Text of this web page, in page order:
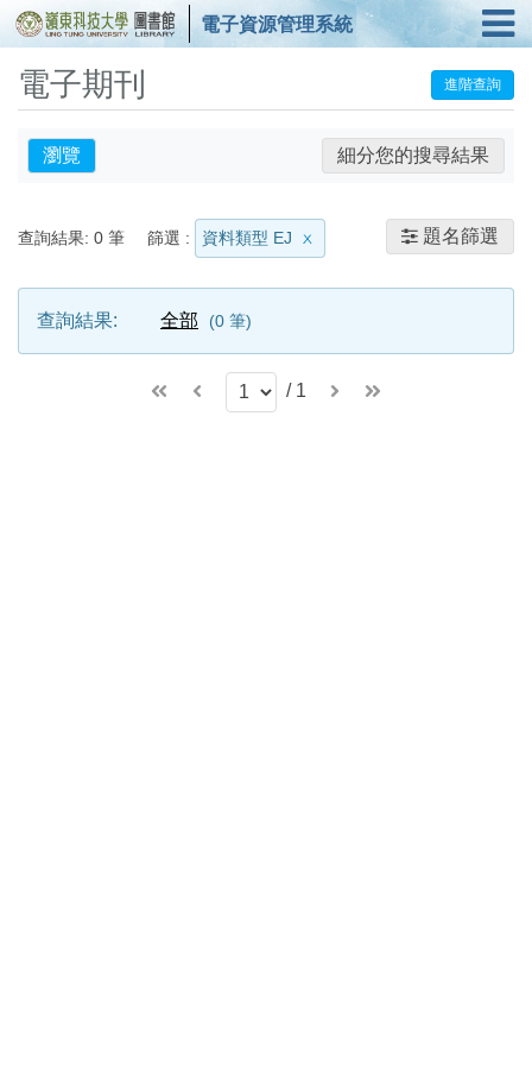
電子資源管理系統
電子期刊 進階查詢
瀏覽 細分您的搜尋結果
題名篩選
查詢結果: 0 筆 篩選 : 資料類型 EJ
查詢結果: 全部 0 筆
/ 1